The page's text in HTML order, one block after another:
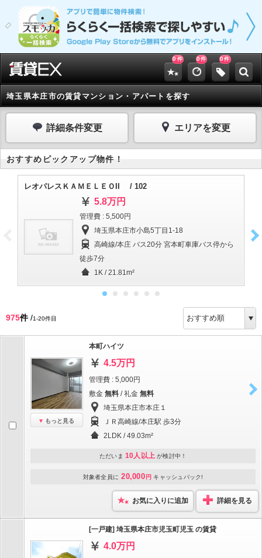
0 件 0件 0件
埼玉県本庄市の賃貸マンション・アパートを探す
詳細条件変更 エリアを変更
おすすめピックアップ物件！
レオパレスＫＡＭＥＬＥＯII / 102
5.8万円
管理費 : 5,500円
埼玉県本庄市小島5丁目1-18
高崎線/本庄 バス20分 宮本町車庫バス停から
徒歩7分
1K / 21.81m²
975件/1-20件目
もっと見る
本町ハイツ
4.5万円
管理費 : 5,000円
敷金 無料 / 礼金 無料
埼玉県本庄市本庄１
ＪＲ高崎線/本庄駅 歩3分
2LDK / 49.03m²
ただいま 10人以上 が検討中！
対象者全員に 20,000 円 キャッシュバック!
お気に入りに追加 詳細を見る
[一戸建] 埼玉県本庄市児玉町児玉 の賃貸
4.0万円